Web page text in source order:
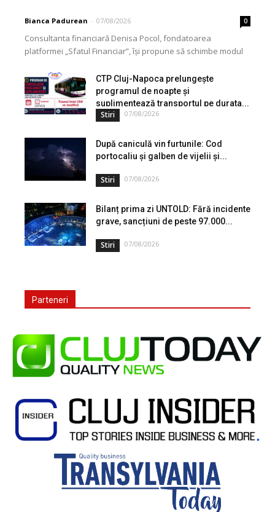
Bianca Padurean - 07/08/2026 0
Consultanta financiară Denisa Pocol, fondatoarea
platformei „Sfatul Financiar”, își propune să schimbe modul
de peste...
CTP Cluj-Napoca prelungește
programul de noapte și
suplimentează transportul pe durata...
Stiri 07/08/2026
După caniculă vin furtunile: Cod
portocaliu și galben de vijelii și...
Stiri 07/08/2026
Bilanț prima zi UNTOLD: Fără incidente
grave, sancțiuni de peste 97.000...
Stiri 07/08/2026
Parteneri